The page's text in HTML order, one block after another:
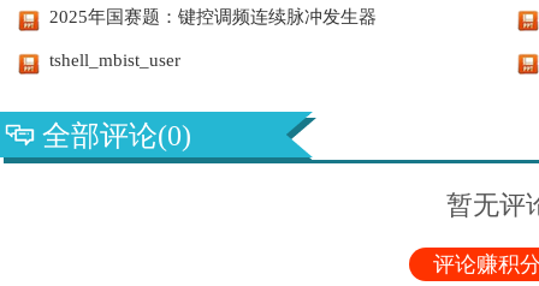
2025年国赛题：键控调频连续脉冲发生器
tshell_mbist_user
全部评论(0)
暂无评
评论赚积